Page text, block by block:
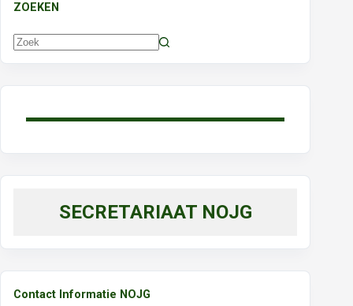
ZOEKEN
Geen
SECRETARIAAT NOJG
Contact Informatie NOJG